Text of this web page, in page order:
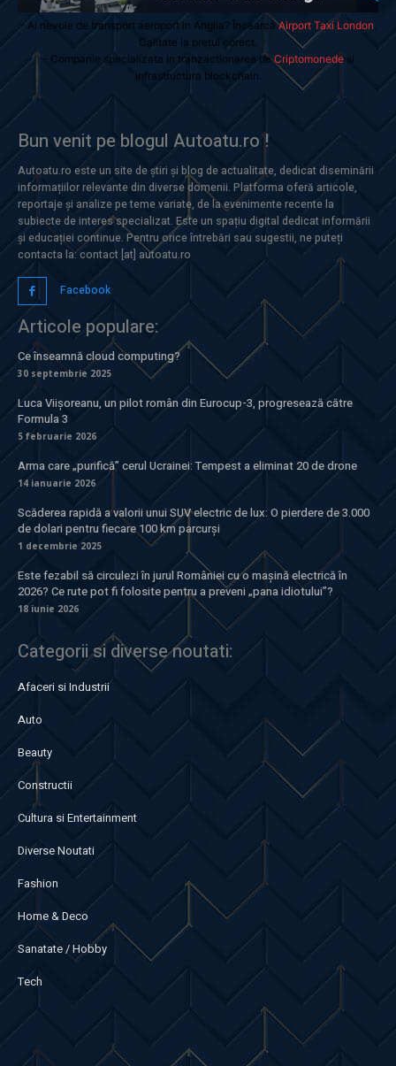
- Ai nevoie de transport aeroport in Anglia? ÎncearcăAirport Taxi London
Calitate la prețul corect.
- Companie specializata in tranzactionarea deCriptomonedesi
infrastructura blockchain.
Bun venit pe blogul Autoatu.ro !
Autoatu.ro este un site de știri și blog de actualitate, dedicat diseminării
informațiilor relevante din diverse domenii. Platforma oferă articole,
reportaje și analize pe teme variate, de la evenimente recente la
subiecte de interes specializat. Este un spațiu digital dedicat informării
și educației continue. Pentru orice întrebări sau sugestii, ne puteți
contacta la: contact [at] autoatu.ro
Facebook
Articole populare:
Ce înseamnă cloud computing?
30 septembrie 2025
Luca Viișoreanu, un pilot român din Eurocup-3, progresează către
Formula 3
5 februarie 2026
Arma care „purifică” cerul Ucrainei: Tempest a eliminat 20 de drone
14 ianuarie 2026
Scăderea rapidă a valorii unui SUV electric de lux: O pierdere de 3.000
de dolari pentru fiecare 100 km parcurși
1 decembrie 2025
Este fezabil să circulezi în jurul României cu o mașină electrică în
2026? Ce rute pot fi folosite pentru a preveni „pana idiotului”?
18 iunie 2026
Categorii si diverse noutati:
Afaceri si Industrii
Auto
Beauty
Constructii
Cultura si Entertainment
Diverse Noutati
Fashion
Home & Deco
Sanatate / Hobby
Tech